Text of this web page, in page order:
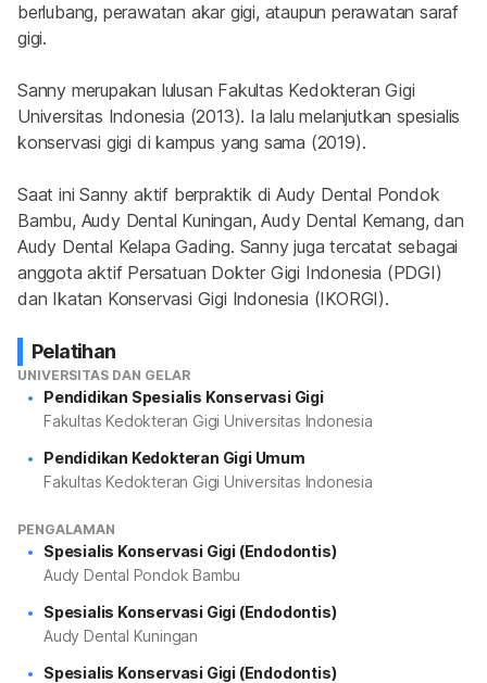
berlubang, perawatan akar gigi, ataupun perawatan saraf
gigi.
Sanny merupakan lulusan Fakultas Kedokteran Gigi
Universitas Indonesia (2013). Ia lalu melanjutkan spesialis
konservasi gigi di kampus yang sama (2019).
Saat ini Sanny aktif berpraktik di Audy Dental Pondok
Bambu, Audy Dental Kuningan, Audy Dental Kemang, dan
Audy Dental Kelapa Gading. Sanny juga tercatat sebagai
anggota aktif Persatuan Dokter Gigi Indonesia (PDGI)
dan Ikatan Konservasi Gigi Indonesia (IKORGI).
Pelatihan
UNIVERSITAS DAN GELAR
Pendidikan Spesialis Konservasi Gigi
Fakultas Kedokteran Gigi Universitas Indonesia
Pendidikan Kedokteran Gigi Umum
Fakultas Kedokteran Gigi Universitas Indonesia
PENGALAMAN
Spesialis Konservasi Gigi (Endodontis)
Audy Dental Pondok Bambu
Spesialis Konservasi Gigi (Endodontis)
Audy Dental Kuningan
Spesialis Konservasi Gigi (Endodontis)